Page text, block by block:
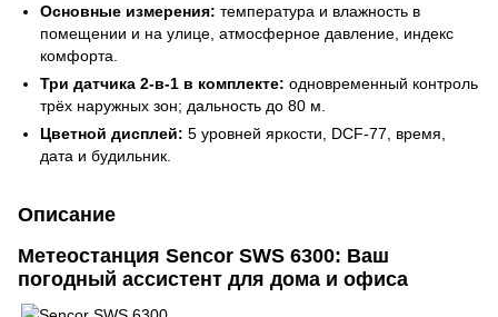
Основные измерения: температура и влажность в
помещении и на улице, атмосферное давление, индекс
комфорта.
Три датчика 2-в-1 в комплекте: одновременный контроль
трёх наружных зон; дальность до 80 м.
Цветной дисплей: 5 уровней яркости, DCF-77, время,
дата и будильник.
Описание
Метеостанция Sencor SWS 6300: Ваш
погодный ассистент для дома и офиса